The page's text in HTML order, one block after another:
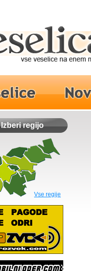
Izberi regijo
Vse regije